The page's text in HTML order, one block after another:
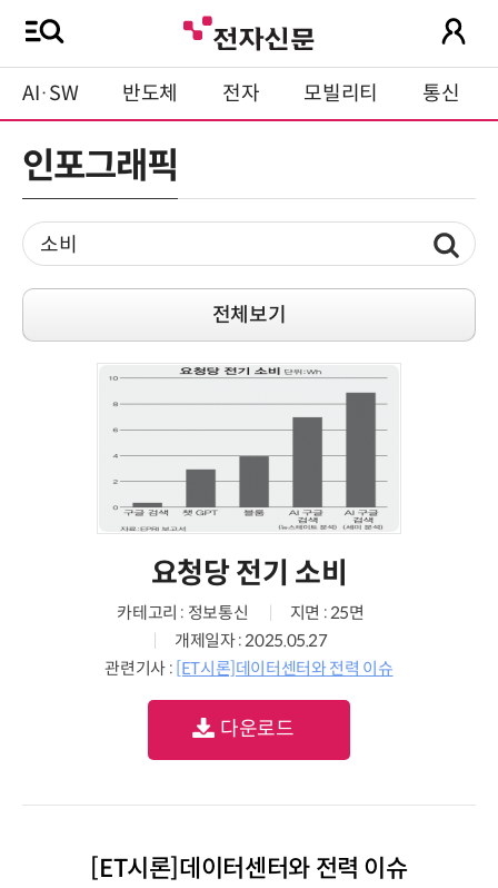
AI·SW 반도체 전자 모빌리티 통신
인포그래픽
전체보기
요청당 전기 소비
카테고리 : 정보통신
지면 : 25면
개제일자 : 2025.05.27
관련기사 : [ET시론]데이터센터와 전력 이슈
다운로드
[ET시론]데이터센터와 전력 이슈